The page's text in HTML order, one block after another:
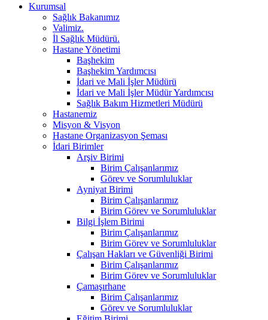
Kurumsal
Sağlık Bakanımız
Valimiz.
İl Sağlık Müdürü.
Hastane Yönetimi
Başhekim
Başhekim Yardımcısı
İdari ve Mali İşler Müdürü
İdari ve Mali İşler Müdür Yardımcısı
Sağlık Bakım Hizmetleri Müdürü
Hastanemiz
Misyon & Visyon
Hastane Organizasyon Şeması
İdari Birimler
Arşiv Birimi
Birim Çalışanlarımız
Görev ve Sorumluluklar
Ayniyat Birimi
Birim Çalışanlarımız
Birim Görev ve Sorumluluklar
Bilgi İşlem Birimi
Birim Çalışanlarımız
Birim Görev ve Sorumluluklar
Çalışan Hakları ve Güvenliği Birimi
Birim Çalışanlarımız
Birim Görev ve Sorumluluklar
Çamaşırhane
Birim Çalışanlarımız
Görev ve Sorumluluklar